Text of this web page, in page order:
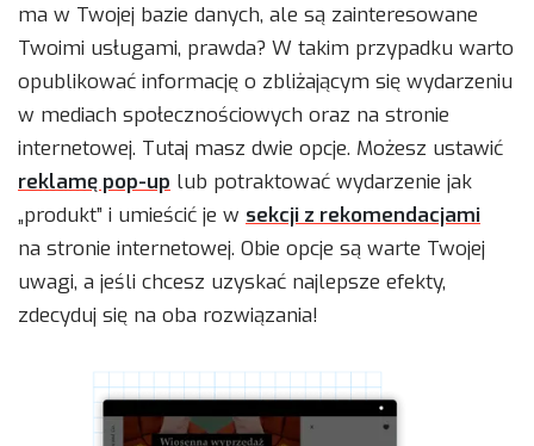
ma w Twojej bazie danych, ale są zainteresowane
Twoimi usługami, prawda? W takim przypadku warto
opublikować informację o zbliżającym się wydarzeniu
w mediach społecznościowych oraz na stronie
internetowej. Tutaj masz dwie opcje. Możesz ustawić
reklamę pop-up lub potraktować wydarzenie jak
„produkt” i umieścić je w sekcji z rekomendacjami
na stronie internetowej. Obie opcje są warte Twojej
uwagi, a jeśli chcesz uzyskać najlepsze efekty,
zdecyduj się na oba rozwiązania!